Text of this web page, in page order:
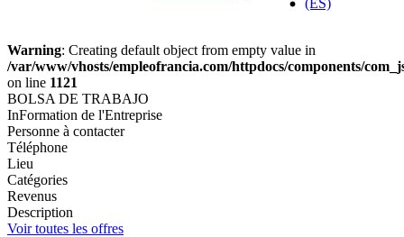
Warning: Creating default object from empty value in
/var/www/vhosts/empleofrancia.com/httpdocs/components/
on line 1121
BOLSA DE TRABAJO
InFormation de l'Entreprise
Personne à contacter
Téléphone
Lieu
Catégories
Revenus
Description
Voir toutes les offres